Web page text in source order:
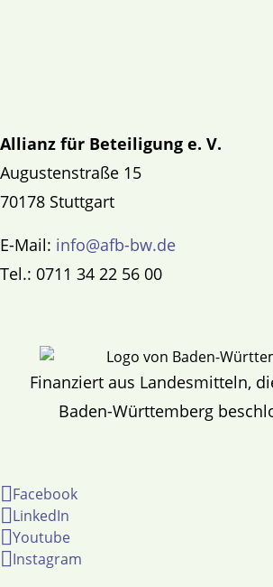
Allianz für Beteiligung e. V.
Augustenstraße 15
70178 Stuttgart
E-Mail: info@afb-bw.de
Tel.: 0711 34 22 56 00
Finanziert aus Landesmitteln,
Baden-Württemberg
Facebook
LinkedIn
Youtube
Instagram